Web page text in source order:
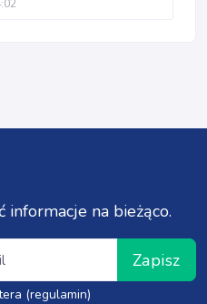
informacje na bieżąco.
Zapisz
(regulamin)